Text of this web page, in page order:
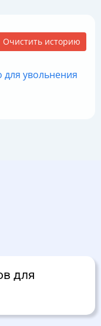
Очистить историю
увольнения
для